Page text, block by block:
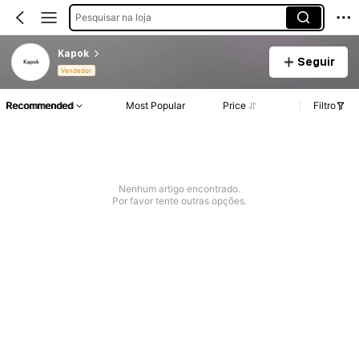
Pesquisar na loja
Kapok
Vendedor
Seguir
Recommended Most Popular Price Filtro
Nenhum artigo encontrado.
Por favor tente outras opções.